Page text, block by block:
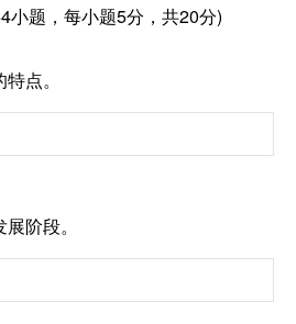
小题，每小题5分，共20分)
点。
阶段。